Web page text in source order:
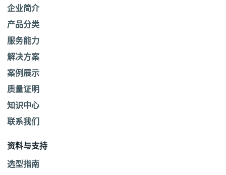
企业简介
产品分类
服务能力
解决方案
案例展示
质量证明
知识中心
联系我们
资料与支持
选型指南